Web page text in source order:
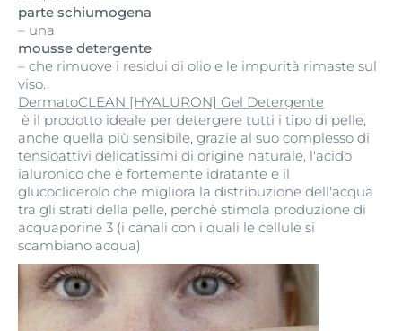
parte schiumogena
– una
mousse detergente
– che rimuove i residui di olio e le impurità rimaste sul
viso.
DermatoCLEAN [HYALURON] Gel Detergente
è il prodotto ideale per detergere tutti i tipo di pelle,
anche quella più sensibile, grazie al suo complesso di
tensioattivi delicatissimi di origine naturale, l'acido
ialuronico che è fortemente idratante e il
glucoclicerolo che migliora la distribuzione dell'acqua
tra gli strati della pelle, perchè stimola produzione di
acquaporine 3 (i canali con i quali le cellule si
scambiano acqua)